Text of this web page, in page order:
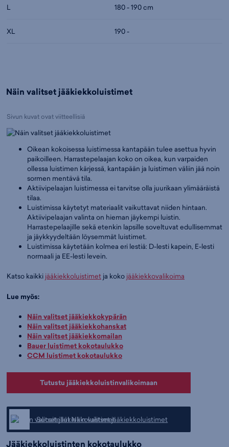
L 180 - 190 cm
XL 190 -
Näin valitset jääkiekkoluistimet
Sivun kuvat ovat viitteellisiä
Oikean kokoisessa luistimessa kantapään tulee asettua hyvin
paikoilleen. Harrastepelaajan koko on oikea, kun varpaiden
ollessa luistimen kärjessä, kantapään ja luistimen väliin jää noin
sormen mentävä tila.
Aktiivipelaajan luistimessa ei tarvitse olla juurikaan ylimääräistä
tilaa.
Luistimissa käytetyt materiaalit vaikuttavat niiden hintaan.
Aktiivipelaajan valinta on hieman jäykempi luistin.
Harrastepelaajille sekä etenkin lapsille soveltuvat edullisemmat
ja jäykkyydeltään löysemmät luistimet.
Luistimissa käytetään kolmea eri lestiä: D-lesti kapein, E-lesti
normaali ja EE-lesti levein.
Katso kaikki jääkiekkoluistimet ja koko jääkiekkovalikoima
Lue myös:
Näin valitset jääkiekkokypärän
Näin valitset jääkiekkohanskat
Näin valitset jääkiekkomailan
Bauer luistimet kokotaulukko
CCM luistimet kokotaulukko
Tutustu jääkiekkoluistinvalikoimaan
Suositellut Näin valitset jääkiekkoluistimet
Jääkiekkoluistinten kokotaulukko